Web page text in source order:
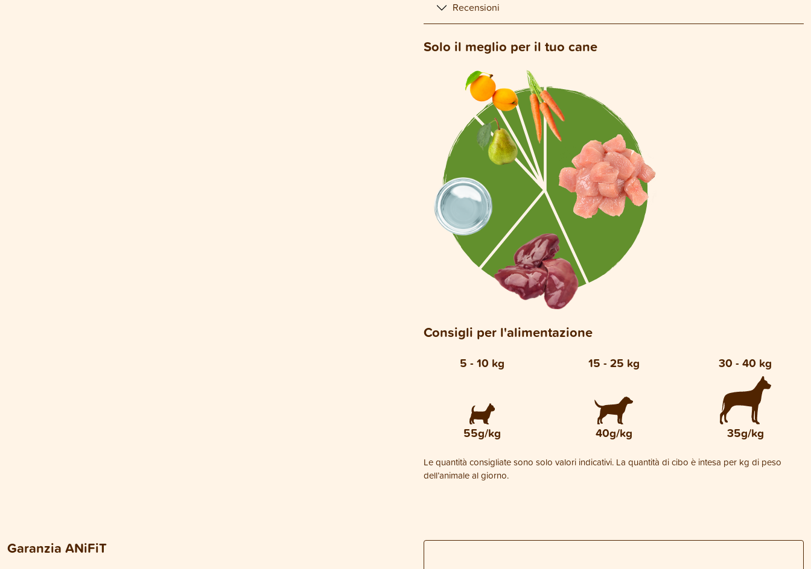
Recensioni
Solo il meglio per il tuo cane
Consigli per l'alimentazione
5 - 10 kg 15 - 25 kg 30 - 40 kg
55g/kg 40g/kg 35g/kg
Le quantità consigliate sono solo valori indicativi. La quantità di cibo è intesa per kg di peso
dell’animale al giorno.
Garanzia ANiFiT